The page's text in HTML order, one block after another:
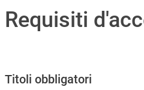
Requisiti
Titoli obbligatori